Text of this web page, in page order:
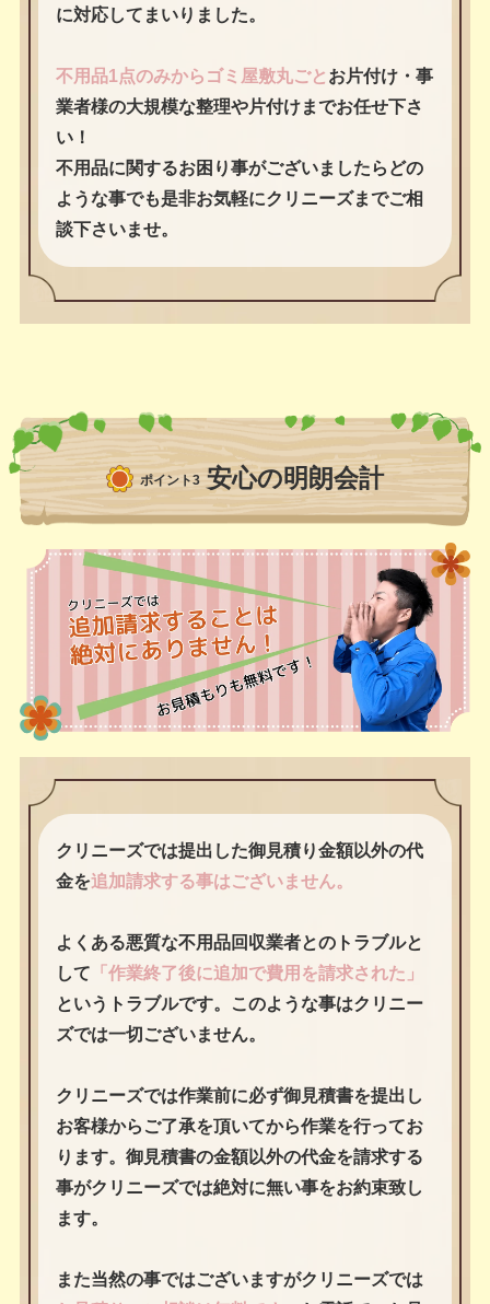
に対応してまいりました。
不用品1点のみからゴミ屋敷丸ごと お片付け・事
業者様の大規模な整理や片付けまでお任せ下さ
い！
不用品に関するお困り事がございましたらどの
ような事でも是非お気軽にクリニーズまでご相
談下さいませ。
ポイント3 安心の明朗会計
クリニーズでは提出した御見積り金額以外の代
金を追加請求する事はございません。
よくある悪質な不用品回収業者とのトラブルと
して 「作業終了後に追加で費用を請求された」
というトラブルです。このような事はクリニー
ズでは一切ございません。
クリニーズでは作業前に必ず御見積書を提出し
お客様からご了承を頂いてから作業を行ってお
ります。御見積書の金額以外の代金を請求する
事がクリニーズでは絶対に無い事をお約束致し
ます。
また当然の事ではございますがクリニーズでは